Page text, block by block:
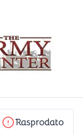
GLEDANJA
Rasprodato